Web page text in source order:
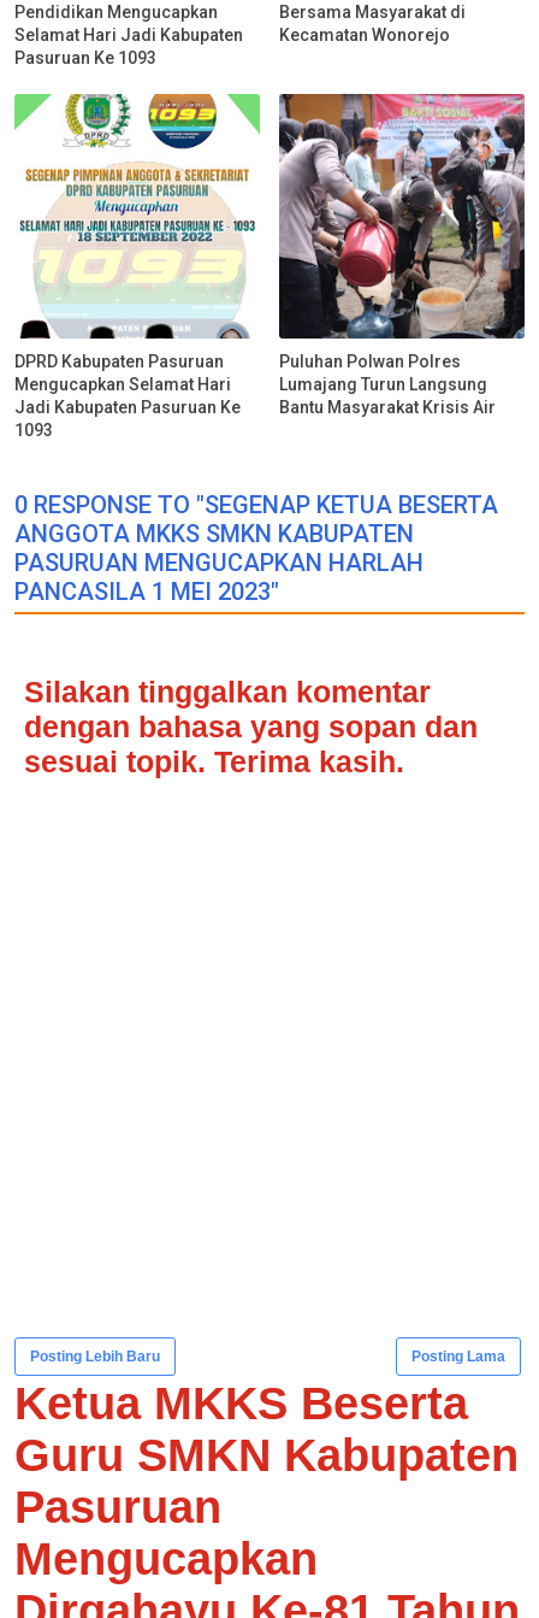
Pendidikan Mengucapkan
Selamat Hari Jadi Kabupaten
Pasuruan Ke 1093
Bersama Masyarakat di
Kecamatan Wonorejo
DPRD Kabupaten Pasuruan
Mengucapkan Selamat Hari
Jadi Kabupaten Pasuruan Ke
1093
Puluhan Polwan Polres
Lumajang Turun Langsung
Bantu Masyarakat Krisis Air
0 RESPONSE TO "SEGENAP KETUA BESERTA
ANGGOTA MKKS SMKN KABUPATEN
PASURUAN MENGUCAPKAN HARLAH
PANCASILA 1 MEI 2023"
Silakan tinggalkan komentar
dengan bahasa yang sopan dan
sesuai topik. Terima kasih.
Posting Lebih Baru Posting Lama
Ketua MKKS Beserta
Guru SMKN Kabupaten
Pasuruan
Mengucapkan